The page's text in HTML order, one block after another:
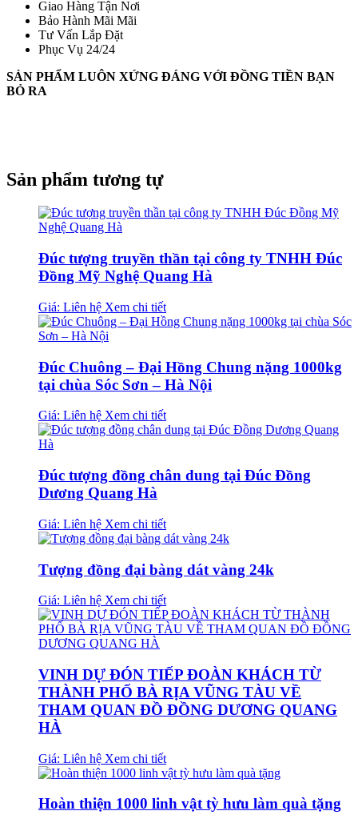
Giao Hàng Tận Nơi
Bảo Hành Mãi Mãi
Tư Vấn Lắp Đặt
Phục Vụ 24/24
SẢN PHẨM LUÔN XỨNG ĐÁNG VỚI ĐỒNG TIỀN BẠN
BỎ RA
Sản phẩm tương tự
Đúc tượng truyền thần tại công ty TNHH Đúc
Đồng Mỹ Nghệ Quang Hà
Giá: Liên hệ Xem chi tiết
Đúc Chuông – Đại Hồng Chung nặng 1000kg
tại chùa Sóc Sơn – Hà Nội
Giá: Liên hệ Xem chi tiết
Đúc tượng đồng chân dung tại Đúc Đồng
Dương Quang Hà
Giá: Liên hệ Xem chi tiết
Tượng đồng đại bàng dát vàng 24k
Giá: Liên hệ Xem chi tiết
VINH DỰ ĐÓN TIẾP ĐOÀN KHÁCH TỪ
THÀNH PHỐ BÀ RỊA VŨNG TÀU VỀ
THAM QUAN ĐỒ ĐỒNG DƯƠNG QUANG
HÀ
Giá: Liên hệ Xem chi tiết
Hoàn thiện 1000 linh vật tỳ hưu làm quà tặng